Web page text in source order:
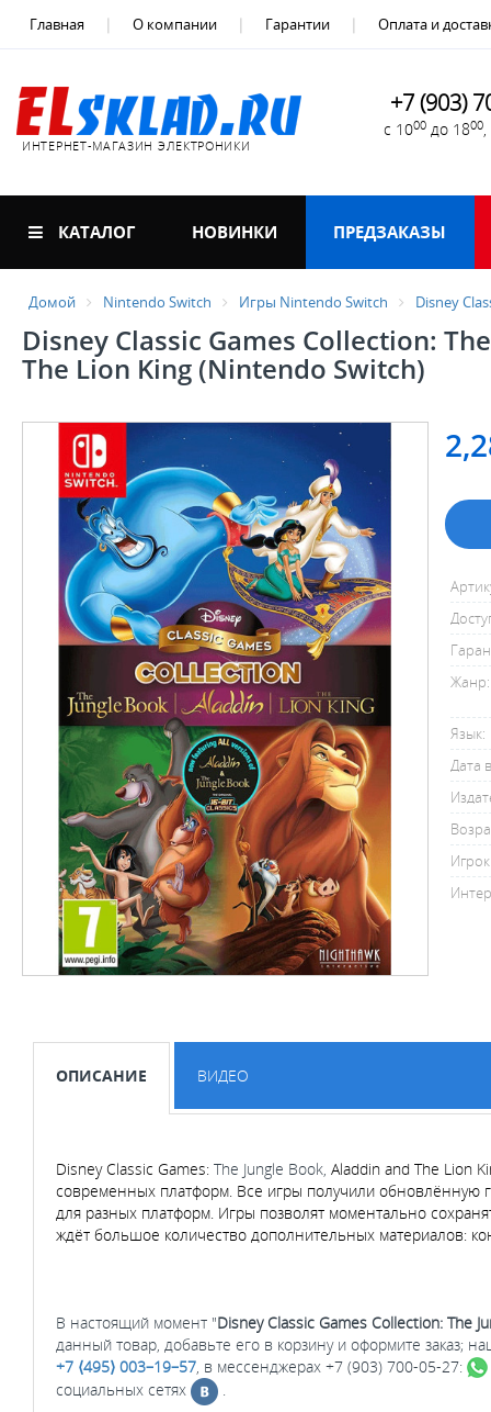
Главная О компании Гарантии Оплата и
ИНТЕРНЕТ-МАГАЗИН ЭЛЕКТРОНИКИ
+7 (903)
с 1000 до 1800
КАТАЛОГ НОВИНКИ ПРЕДЗАКАЗЫ
Домой Nintendo Switch Игры Nintendo Switch Disney
Disney Classic Games Collection:
The Lion King (Nintendo Switch)
Жанр:
Язык:
Дата
ОПИСАНИЕ ВИДЕО
Disney Classic Games: The Jungle Book, Aladdin and The Lion
современных платформ. Все игры получили обновлённую
для разных платформ. Игры позволят моментально
ждёт большое количество дополнительных материалов:
В настоящий момент "Disney Classic Games Collection: The
данный товар, добавьте его в корзину и оформите заказ;
+7 ⟨495⟩ 003–19–57 , в мессенджерах +7 (903) 700-05-27:
социальных сетях
.